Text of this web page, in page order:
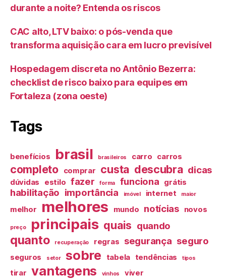
durante a noite? Entenda os riscos
CAC alto, LTV baixo: o pós-venda que
transforma aquisição cara em lucro previsível
Hospedagem discreta no Antônio Bezerra:
checklist de risco baixo para equipes em
Fortaleza (zona oeste)
Tags
benefícios brasil brasileiros carro carros
completo comprar custa descubra dicas
dúvidas estilo fazer forma funciona grátis
habilitação importância imóvel internet maior
melhor melhores mundo notícias novos
preço principais quais quando
quanto recuperação regras segurança seguro
seguros setor sobre tabela tendências tipos
tirar vantagens vinhos viver